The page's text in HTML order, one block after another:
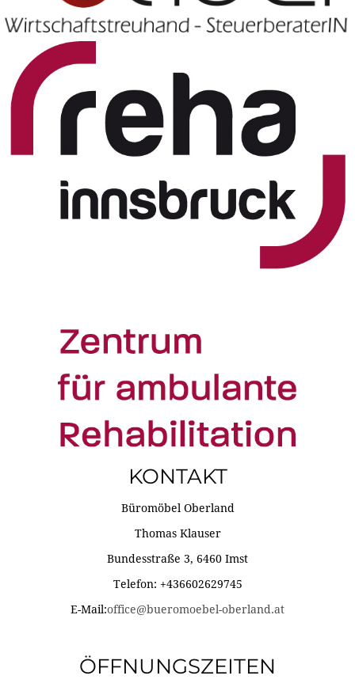
KONTAKT
Büromöbel Oberland
Thomas Klauser
Bundesstraße 3, 6460 Imst
Telefon: +436602629745
E-Mail:office@bueromoebel-oberland.at
ÖFFNUNGSZEITEN